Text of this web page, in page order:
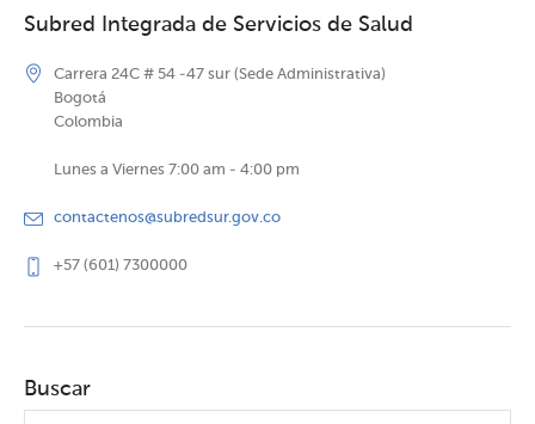
Subred Integrada de Servicios de Salud
Carrera 24C # 54 -47 sur (Sede Administrativa)
Bogotá
Colombia
Lunes a Viernes 7:00 am - 4:00 pm
contactenos@subredsur.gov.co
+57 (601) 7300000
Buscar